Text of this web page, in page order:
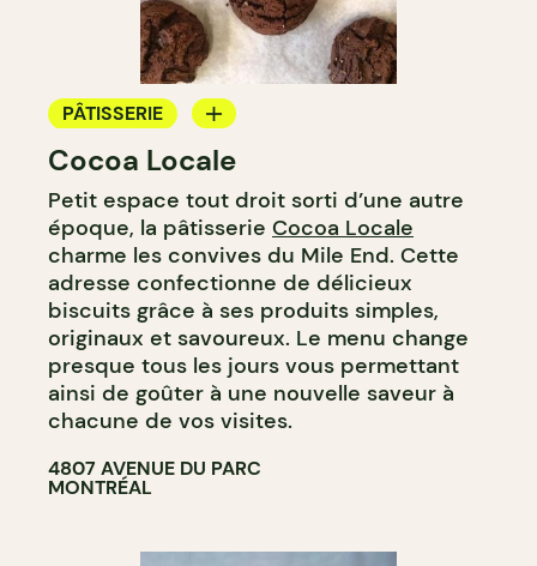
PÂTISSERIE
COMPTOIR
Cocoa Locale
Petit espace tout droit sorti d’une autre
époque, la pâtisserie Cocoa Locale
charme les convives du Mile End. Cette
adresse confectionne de délicieux
biscuits grâce à ses produits simples,
originaux et savoureux. Le menu change
presque tous les jours vous permettant
ainsi de goûter à une nouvelle saveur à
chacune de vos visites.
4807 AVENUE DU PARC
MONTRÉAL